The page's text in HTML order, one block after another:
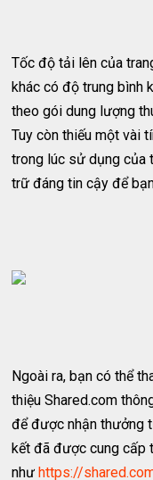
Tốc độ tải lên của
khác có độ trung bình
theo gói dung lượng
Tuy còn thiếu một vài
trong lúc sử dụng của
trữ đáng tin cậy để
Ngoài ra, bạn có thể
thiệu Shared.com
để được nhận thưởng
kết đã được cung cấp
nhưhttps://